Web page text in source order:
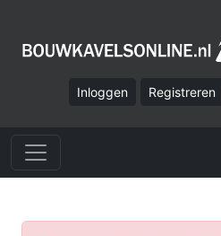
Inloggen Registreren